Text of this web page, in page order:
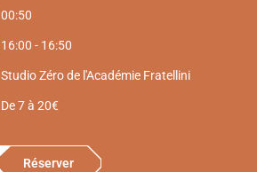
00:50
16:00 - 16:50
Studio Zéro de l'Académie Fratellini
De 7 à 20€
Réserver